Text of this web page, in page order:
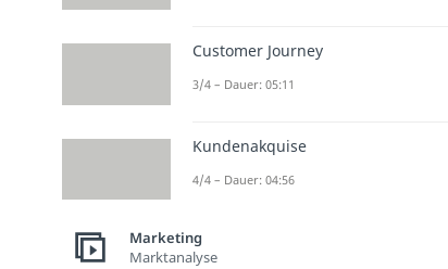
Customer Journey
3/4 – Dauer: 05:11
Kundenakquise
4/4 – Dauer: 04:56
Marketing
Marktanalyse